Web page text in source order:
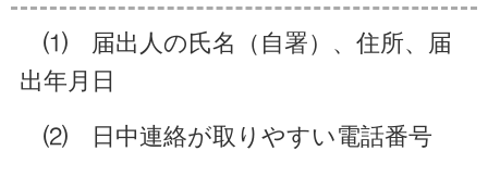
⑴ 届出人の氏名（自署）、住所、届
出年月日
⑵ 日中連絡が取りやすい電話番号